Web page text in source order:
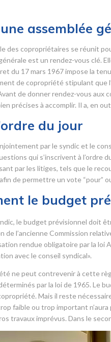
assemblée
des copropriétaires se réunit
est un rendez-vous clé.
du 17 mars 1967 impose la
de copropriété stipulant que
de donner rendez-vous aux
précises à accomplir. Il a, en
du jour
par le syndic et le
qui s’inscrivent à l’ordre
par les litiges, tels que le
de permettre un vote “pour”
le budget
le budget prévisionnel doit
de l’ancienne Commission
rendue obligatoire par la loi
avec le conseil syndical».
ne peut contrevenir à cette
par la loi de 1965. Le
Mais il reste
faible ou trop important
travaux imprévus. Dans le